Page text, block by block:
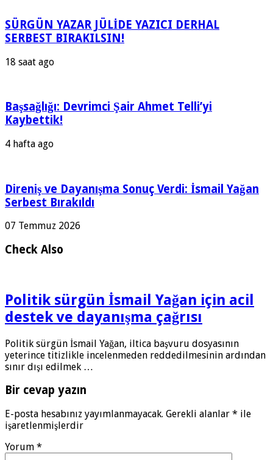
SÜRGÜN YAZAR JÜLİDE YAZICI DERHAL
SERBEST BIRAKILSIN!
18 saat ago
Başsağlığı: Devrimci Şair Ahmet Telli’yi
Kaybettik!
4 hafta ago
Direniş ve Dayanışma Sonuç Verdi: İsmail Yağan
Serbest Bırakıldı
07 Temmuz 2026
Check Also
Politik sürgün İsmail Yağan için acil
destek ve dayanışma çağrısı
Politik sürgün İsmail Yağan, iltica başvuru dosyasının
yeterince titizlikle incelenmeden reddedilmesinin ardından
sınır dışı edilmek …
Bir cevap yazın
E-posta hesabınız yayımlanmayacak. Gerekli alanlar * ile
işaretlenmişlerdir
Yorum *